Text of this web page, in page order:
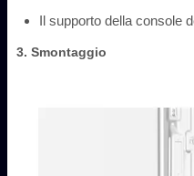
Il supporto della console
3. Smontaggio